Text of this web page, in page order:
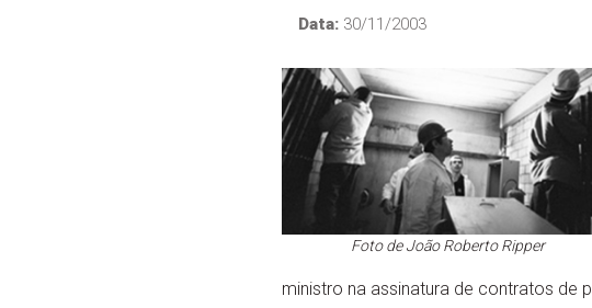
Data:30/11/2003
Foto de João Roberto Ripper
ministro na assinatura de contratos de